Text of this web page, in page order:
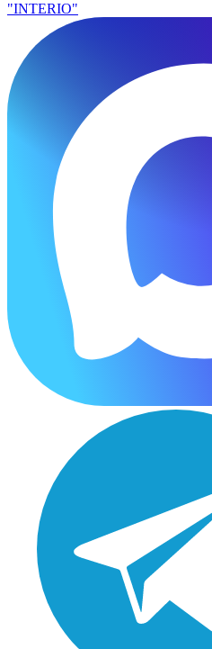
"INTERIO"